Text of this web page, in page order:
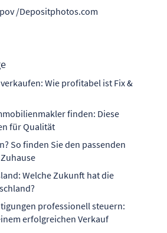
/Depositphotos.com
Wie profitabel ist Fix &
finden: Diese
für Qualität
So finden Sie den passenden
Welche Zukunft hat die
professionell steuern:
erfolgreichen Verkauf